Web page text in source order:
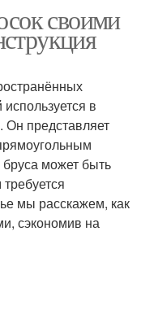
своими
в
Он представляет
бруса может быть
мы расскажем, как
сэкономив на